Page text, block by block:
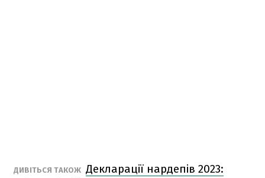
ДИВІТЬСЯ ТАКОЖ Декларації нардепів 2023: